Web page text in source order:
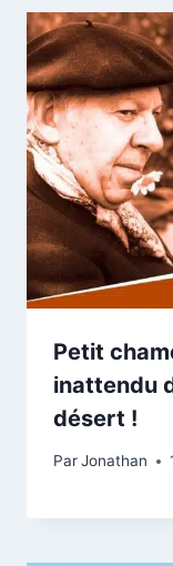
Petit
inattendu
désert !
ParJonathan